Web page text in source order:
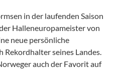
in der laufenden Saison
Halleneuropameister von
neue persönliche
Rekordhalter seines Landes.
auch der Favorit auf